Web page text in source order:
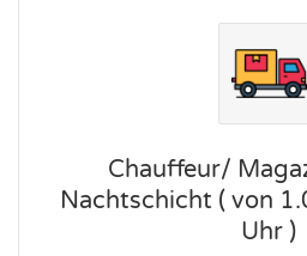
Chauffeur/
Nachtschicht ( von
Uhr )